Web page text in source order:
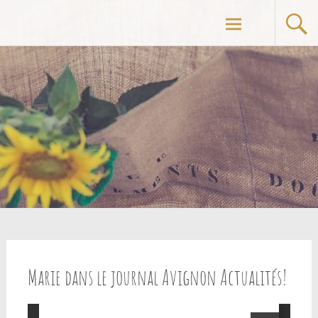
principal
Marie dans le journal Avignon Actualités!